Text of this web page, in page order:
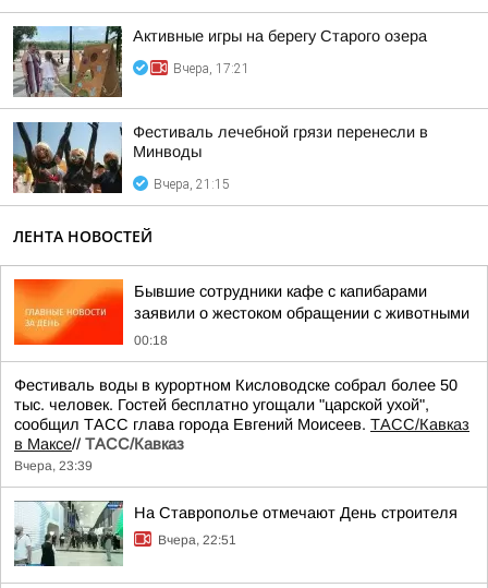
Активные игры на берегу Старого озера
Вчера, 17:21
Фестиваль лечебной грязи перенесли в
Минводы
Вчера, 21:15
ЛЕНТА НОВОСТЕЙ
Бывшие сотрудники кафе с капибарами
заявили о жестоком обращении с животными
00:18
Фестиваль воды в курортном Кисловодске собрал более 50
тыс. человек. Гостей бесплатно угощали "царской ухой",
сообщил ТАСС глава города Евгений Моисеев. ТАСС/Кавказ
в Максе// ТАСС/Кавказ
Вчера, 23:39
На Ставрополье отмечают День строителя
Вчера, 22:51